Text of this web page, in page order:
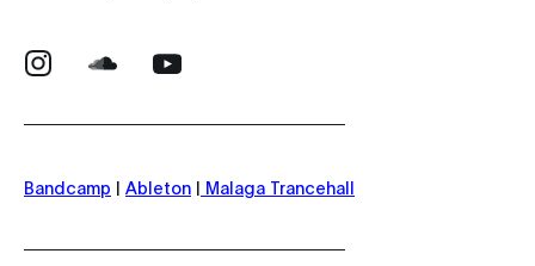
Bandcamp | Ableton | Malaga Trancehall